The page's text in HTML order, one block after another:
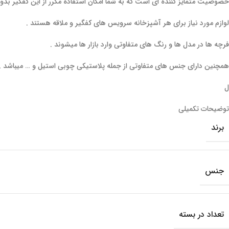
لوازم مورد نیاز برای هر آشپزخانه سرویس های کفگیر و ملاقه هستند .
فرچه ها در مدل ها و رنگ های متفاوتی وارد بازار ها میشوند .
همچنین دارای جنس های متفاوتی از جمله پلاستیکی چوبی استیل و … میباشد .
ل
توضیحات تکمیلی
برند
جنس
تعداد در بسته